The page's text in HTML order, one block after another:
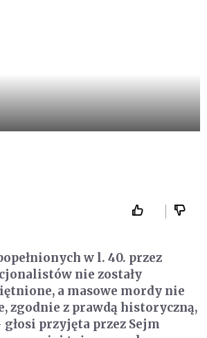
w l. 40. przez
nie zostały
a masowe mordy nie
zgodnie z prawdą historyczną,
przyjęta przez Sejm